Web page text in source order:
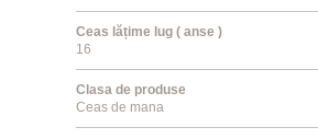
Ceas lățime lug ( anse )
16
Clasa de produse
Ceas de mana